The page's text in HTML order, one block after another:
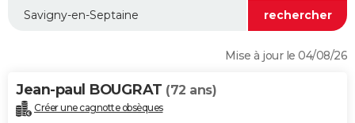
Guides de France
Escapades
Patrimoine
Expositions
Musées
Week-end nature
LIFESTYLE
Alimentation
Guide de la santé
Maladies
Médicaments
Sommeil
VOYAGE
Destinations
City break
Voyage nature
Voyage de noces
Forum
Climat
+PHOTO
Mise à jour le 04/08/26
Jean-paul BOUGRAT (72 ans)
Créer une cagnotte obsèques